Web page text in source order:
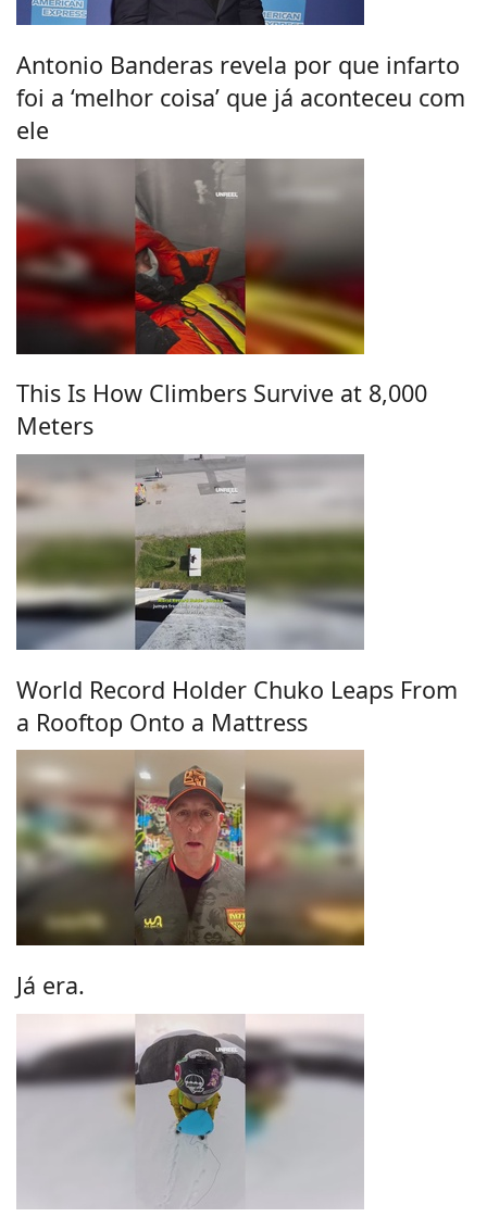
Antonio Banderas revela por que infarto
foi a ‘melhor coisa’ que já aconteceu com
ele
This Is How Climbers Survive at 8,000
Meters
World Record Holder Chuko Leaps From
a Rooftop Onto a Mattress
Já era.